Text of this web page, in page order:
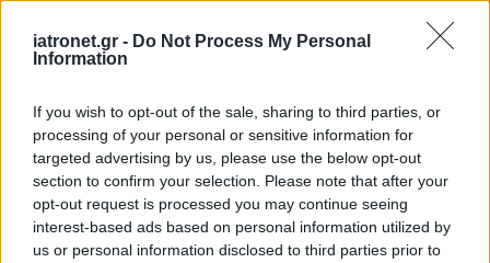
iatronet.gr - Do Not Process My Personal
Information
If you wish to opt-out of the sale, sharing to third parties, or
processing of your personal or sensitive information for
targeted advertising by us, please use the below opt-out
section to confirm your selection. Please note that after your
opt-out request is processed you may continue seeing
interest-based ads based on personal information utilized by
us or personal information disclosed to third parties prior to
χρησιμοποιούμε συρματόπλεγμα νούμερο 16 ή
πυκνότερο στα παράθυρα και τις πόρτες, να
χρησιμοποιήσουμε καπνογόνες σπείρες και
ηλεκτροθερμενόμενα πλακίδια.
Προσθέστε το iatronet.gr στο Discover
Ειδήσεις υγείας σήμερα